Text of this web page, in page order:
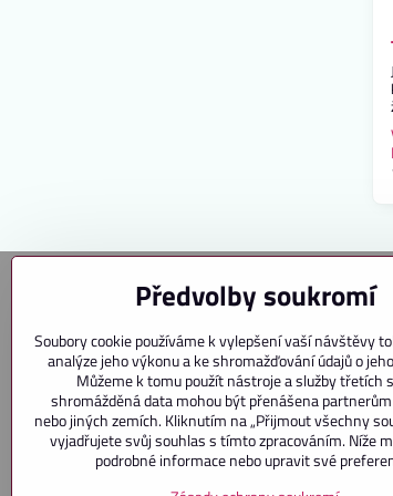
Interfer s. r. o.
K. H. Máchy 170
250 65 Líbeznice
Předvolby soukromí
Soubory cookie používáme k vylepšení vaší návštěvy
analýze jeho výkonu a ke shromažďování údajů o
Můžeme k tomu použít nástroje a služby třetích
shromážděná data mohou být přenášena partnerům
nebo jiných zemích. Kliknutím na „Přijmout všechny
vyjadřujete svůj souhlas s tímto zpracováním. Níže
podrobné informace nebo upravit své